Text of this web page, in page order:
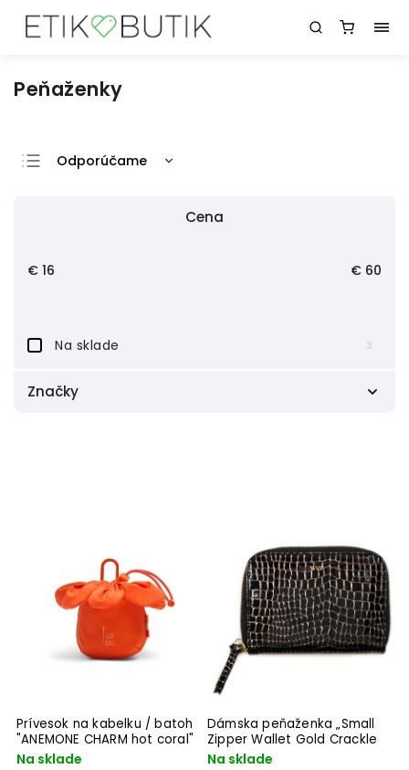
Peňaženky
Odporúčame
Cena
€ 16 € 60
Na sklade 3
Značky
Prívesok na kabelku / batoh
"ANEMONE CHARM hot coral"
z recyklovaných plastov z
Na sklade
Dámska peňaženka „Small
Zipper Wallet Gold Crackle
Mock Croc“
Na sklade